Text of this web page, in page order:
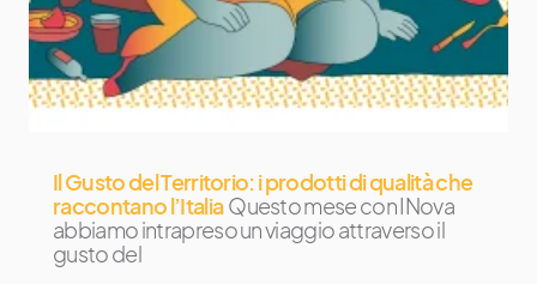
Il Gusto del Territorio: i prodotti di qualità che
raccontano l’Italia Questo mese con INova
abbiamo intrapreso un viaggio attraverso il
gusto del